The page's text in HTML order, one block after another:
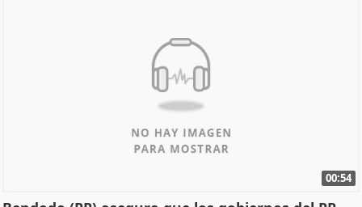
00:54